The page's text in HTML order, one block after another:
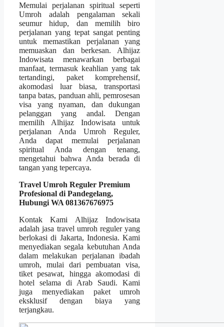
Memulai perjalanan spiritual seperti
Umroh adalah pengalaman sekali
seumur hidup, dan memilih biro
perjalanan yang tepat sangat penting
untuk memastikan perjalanan yang
memuaskan dan berkesan. Alhijaz
Indowisata menawarkan berbagai
manfaat, termasuk keahlian yang tak
tertandingi, paket komprehensif,
akomodasi luar biasa, transportasi
tanpa batas, panduan ahli, pemrosesan
visa yang nyaman, dan dukungan
pelanggan yang andal. Dengan
memilih Alhijaz Indowisata untuk
perjalanan Anda Umroh Reguler,
Anda dapat memulai perjalanan
spiritual Anda dengan tenang,
mengetahui bahwa Anda berada di
tangan yang tepercaya.
Travel Umroh Reguler Premium
Profesional di Pandegelang,
Hubungi WA 081367676975
Kontak Kami Alhijaz Indowisata
adalah jasa travel umroh reguler yang
berlokasi di Jakarta, Indonesia. Kami
menyediakan segala kebutuhan Anda
dalam melakukan perjalanan ibadah
umroh, mulai dari pembuatan visa,
tiket pesawat, hingga akomodasi di
hotel selama di Arab Saudi. Kami
juga menyediakan paket umroh
eksklusif dengan biaya yang
terjangkau.